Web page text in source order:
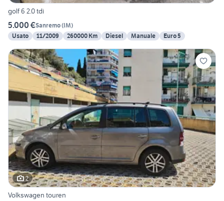
golf 6 2.0 tdi
5.000 €Sanremo(IM)
Usato
11/2009 260000 Km Diesel Manuale Euro 5
2
Volkswagen touren